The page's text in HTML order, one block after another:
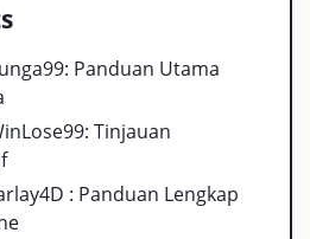
Panduan Utama
Tinjauan
: Panduan Lengkap